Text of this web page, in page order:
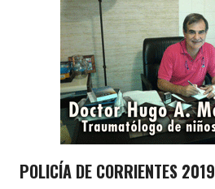
POLICÍA DE CORRIENTES 2019